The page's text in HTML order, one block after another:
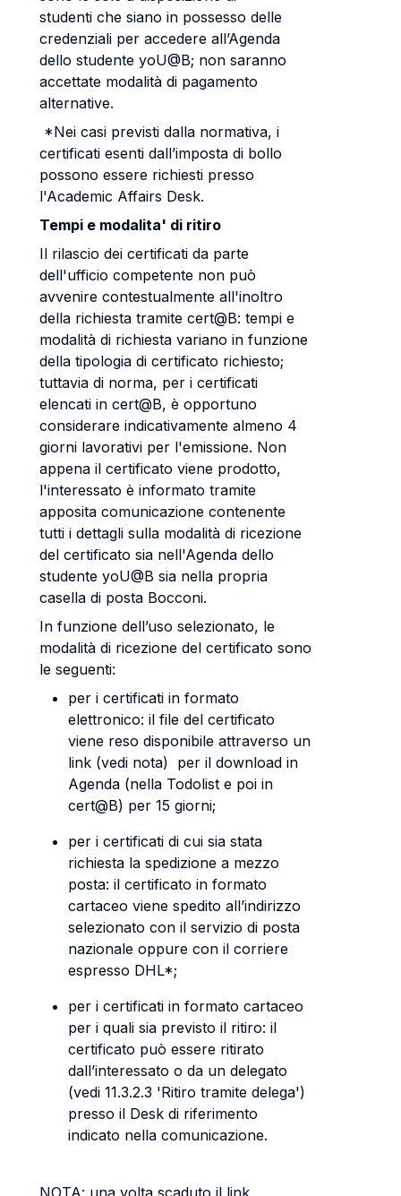
studenti che siano in possesso delle
credenziali per accedere all’Agenda
dello studente yoU@B; non saranno
accettate modalità di pagamento
alternative.
*Nei casi previsti dalla normativa, i
certificati esenti dall’imposta di bollo
possono essere richiesti presso
l'Academic Affairs Desk.
Tempi e modalita' di ritiro
Il rilascio dei certificati da parte
dell'ufficio competente non può
avvenire contestualmente all'inoltro
della richiesta tramite cert@B: tempi e
modalità di richiesta variano in funzione
della tipologia di certificato richiesto;
tuttavia di norma, per i certificati
elencati in cert@B, è opportuno
considerare indicativamente almeno 4
giorni lavorativi per l'emissione. Non
appena il certificato viene prodotto,
l'interessato è informato tramite
apposita comunicazione contenente
tutti i dettagli sulla modalità di ricezione
del certificato sia nell'Agenda dello
studente yoU@B sia nella propria
casella di posta Bocconi.
In funzione dell’uso selezionato, le
modalità di ricezione del certificato sono
le seguenti:
per i certificati in formato
elettronico: il file del certificato
viene reso disponibile attraverso un
link (vedi nota) per il download in
Agenda (nella Todolist e poi in
cert@B) per 15 giorni;
per i certificati di cui sia stata
richiesta la spedizione a mezzo
posta: il certificato in formato
cartaceo viene spedito all’indirizzo
selezionato con il servizio di posta
nazionale oppure con il corriere
espresso DHL*;
per i certificati in formato cartaceo
per i quali sia previsto il ritiro: il
certificato può essere ritirato
dall’interessato o da un delegato
(vedi 11.3.2.3 'Ritiro tramite delega')
presso il Desk di riferimento
indicato nella comunicazione.
NOTA: una volta scaduto il link,